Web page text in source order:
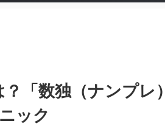
？「数独（ナンプレ
ック